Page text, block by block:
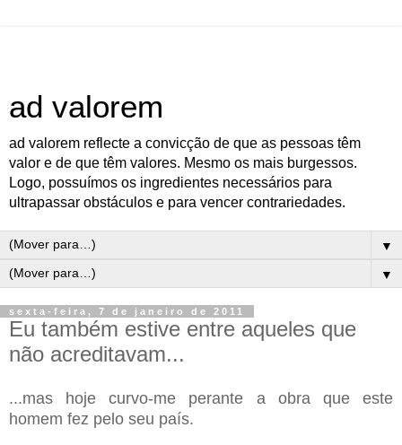
ad valorem
ad valorem reflecte a convicção de que as pessoas têm
valor e de que têm valores. Mesmo os mais burgessos.
Logo, possuímos os ingredientes necessários para
ultrapassar obstáculos e para vencer contrariedades.
▼
▼
sexta-feira, 7 de janeiro de 2011
Eu também estive entre aqueles que
não acreditavam...
...mas hoje curvo-me perante a obra que este
homem fez pelo seu país.